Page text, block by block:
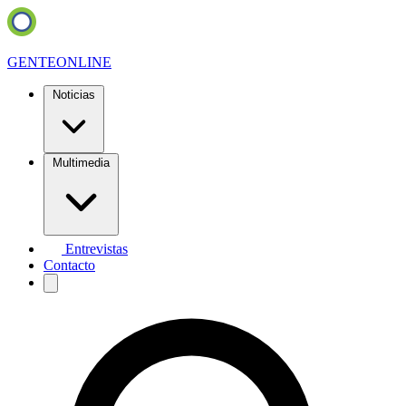
GENTEONLINE
Noticias
Multimedia
Entrevistas
Contacto